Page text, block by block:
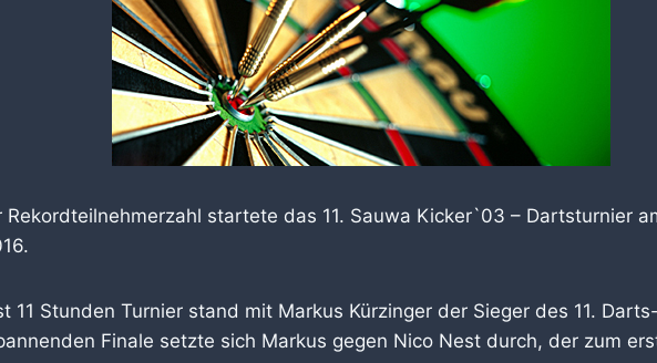
Rekordteilnehmerzahl startete das 11. Sauwa Kicker`03 – Dartsturnier
11 Stunden Turnier stand mit Markus Kürzinger der Sieger des 11.
Finale setzte sich Markus gegen Nico Nest durch, der zum